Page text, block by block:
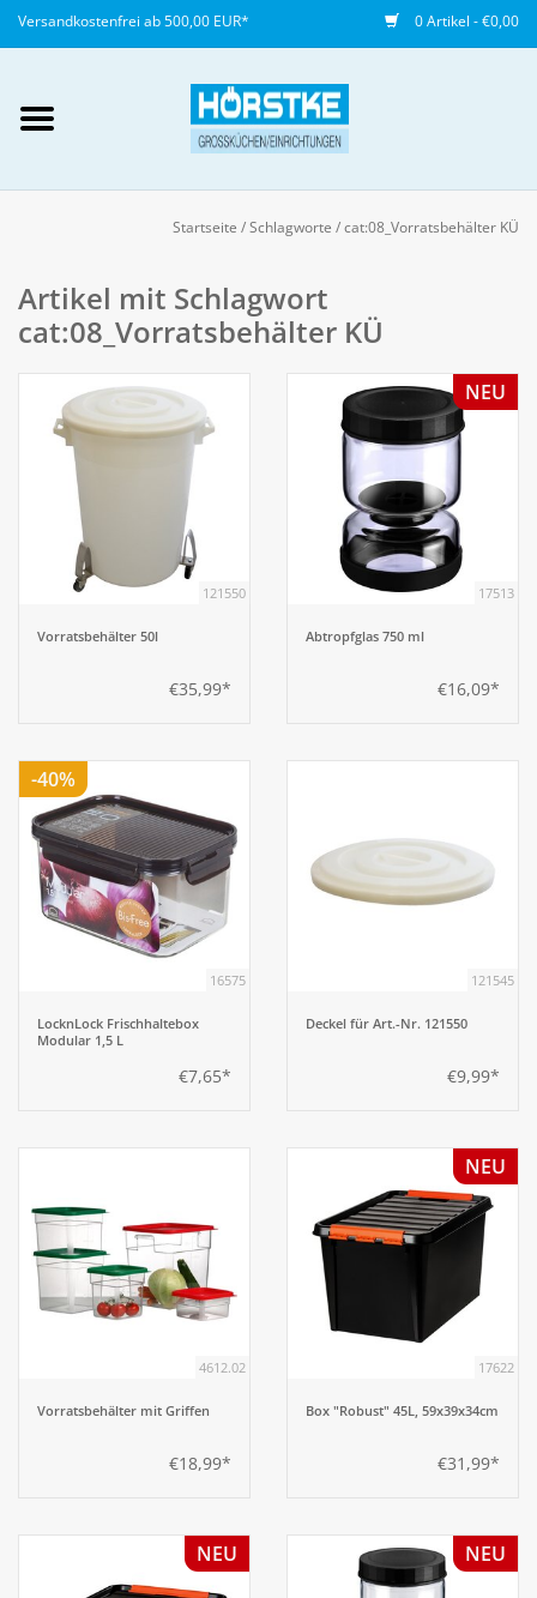
Versandkostenfrei ab 500,00 EUR* 0 Artikel - €0,00
anlegen
NEU
Gedeckter Tisch
Fingerfood
Aufsteller
Einrichtung
Berufsbekleidung
Küche
Startseite /Schlagworte /cat:08_Vorratsbehälter KÜ
Artikel mit Schlagwort
cat:08_Vorratsbehälter KÜ
121550
Vorratsbehälter 50l
€35,99*
NEU
17513
Abtropfglas 750 ml
€16,09*
-40%
16575
LocknLock Frischhaltebox
Modular 1,5 L
€7,65*
121545
Deckel für Art.-Nr. 121550
€9,99*
4612.02
Vorratsbehälter mit Griffen
€18,99*
NEU
17622
Box "Robust" 45L, 59x39x34cm
€31,99*
NEU NEU